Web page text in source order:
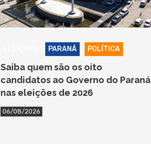
PARANÁ POLÍTICA
Saiba quem são os oito
candidatos ao Governo do Paraná
nas eleições de 2026
06/08/2026